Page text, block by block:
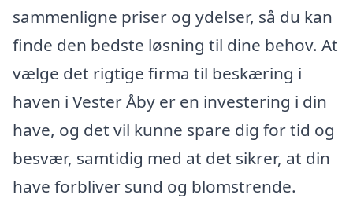
sammenligne priser og ydelser, så du kan
finde den bedste løsning til dine behov. At
vælge det rigtige firma til beskæring i
haven i Vester Åby er en investering i din
have, og det vil kunne spare dig for tid og
besvær, samtidig med at det sikrer, at din
have forbliver sund og blomstrende.